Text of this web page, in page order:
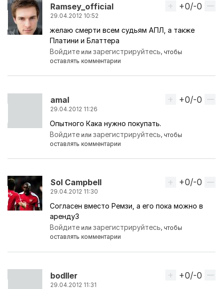
Ramsey_official
29.04.2012 10:52
Вверх
+0/-0
желаю смерти всем судьям АПЛ, а также
Платини и Блаттера
Войдите илизарегистрируйтесь, чтобы
оставлять комментарии
amal
29.04.2012 11:26
Вверх
+0/-0
Опытного Кака нужно покупать.
Войдите илизарегистрируйтесь, чтобы
оставлять комментарии
Sol Campbell
29.04.2012 11:30
Вверх
+0/-0
Согласен вместо Ремзи, а его пока можно в
аренду3
Войдите илизарегистрируйтесь, чтобы
оставлять комментарии
bodller
29.04.2012 11:31
Вверх
+0/-0